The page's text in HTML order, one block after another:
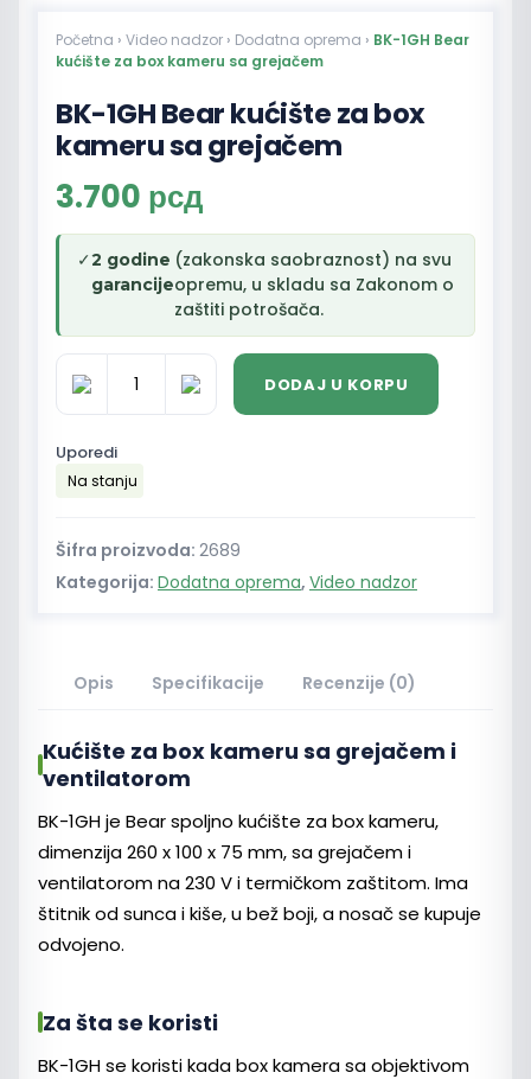
Početna › Video nadzor › Dodatna oprema › BK-1GH Bear
kućište za box kameru sa grejačem
BK-1GH Bear kućište za box
kameru sa grejačem
3.700 рсд
✓2 godine
garancije
(zakonska saobraznost) na svu
opremu, u skladu sa Zakonom o
zaštiti potrošača.
1GH
Bear
za
kameru
grejačem
DODAJ U KORPU
Uporedi
Na stanju
Šifra proizvoda: 2689
Kategorija: Dodatna oprema, Video nadzor
Opis Specifikacije Recenzije (0)
Kućište za box kameru sa grejačem i
ventilatorom
BK-1GH je Bear spoljno kućište za box kameru,
dimenzija 260 x 100 x 75 mm, sa grejačem i
ventilatorom na 230 V i termičkom zaštitom. Ima
štitnik od sunca i kiše, u bež boji, a nosač se kupuje
odvojeno.
Za šta se koristi
BK-1GH se koristi kada box kamera sa objektivom